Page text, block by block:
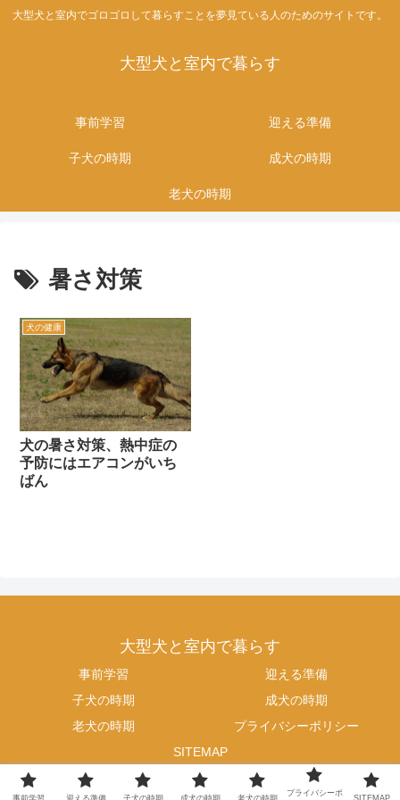
大型犬と室内でゴロゴロして暮らすことを夢見ている人のためのサイトです。
大型犬と室内で暮らす
事前学習 迎える準備
子犬の時期 成犬の時期
老犬の時期
暑さ対策
犬の健康
犬の暑さ対策、熱中症の
予防にはエアコンがいち
ばん
大型犬と室内で暮らす
事前学習
迎える準備
子犬の時期
成犬の時期
老犬の時期
プライバシーポリシー
SITEMAP
© 2017 大型犬と室内で暮らす.
事前学習 迎える準備 子犬の時期 成犬の時期 老犬の時期
プライバシーポ
SITEMAP